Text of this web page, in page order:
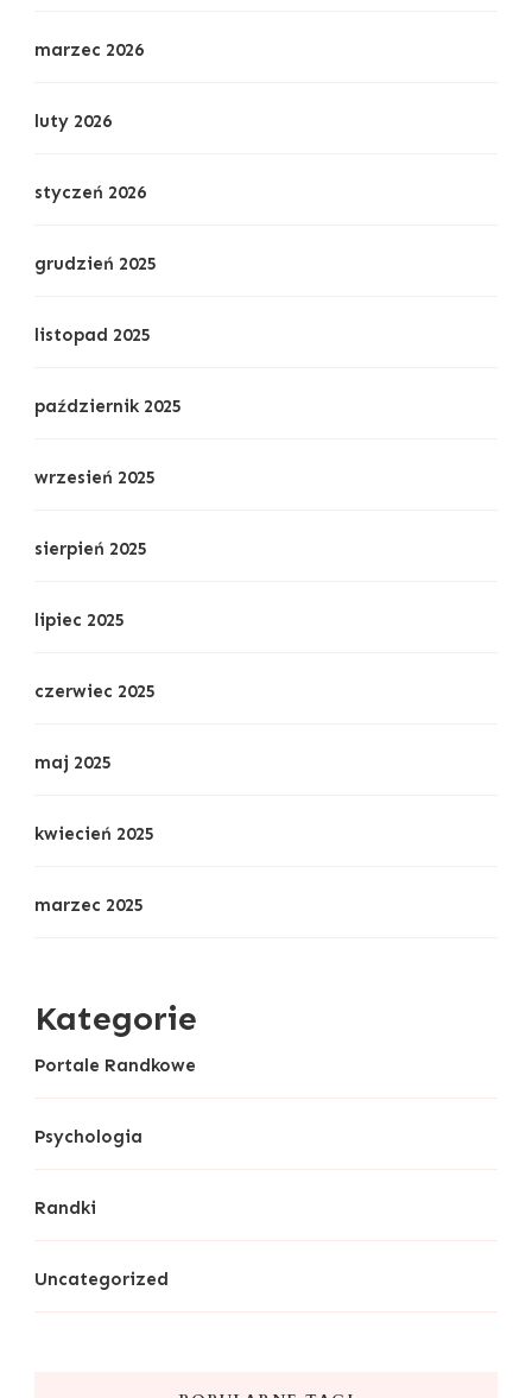
marzec 2026
luty 2026
styczeń 2026
grudzień 2025
listopad 2025
październik 2025
wrzesień 2025
sierpień 2025
lipiec 2025
czerwiec 2025
maj 2025
kwiecień 2025
marzec 2025
Kategorie
Portale Randkowe
Psychologia
Randki
Uncategorized